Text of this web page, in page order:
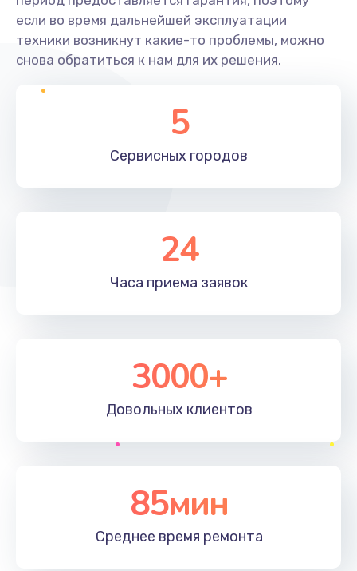
если во время дальнейшей эксплуатации
техники возникнут какие-то проблемы, можно
снова обратиться к нам для их решения.
5
Сервисных городов
24
Часа приема заявок
3000+
Довольных клиентов
85мин
Среднее время ремонта